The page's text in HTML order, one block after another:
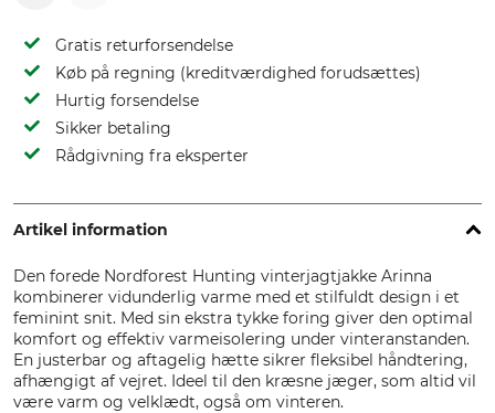
Gratis returforsendelse
Køb på regning (kreditværdighed forudsættes)
Hurtig forsendelse
Sikker betaling
Rådgivning fra eksperter
Artikel information
Den forede Nordforest Hunting vinterjagtjakke Arinna
kombinerer vidunderlig varme med et stilfuldt design i et
feminint snit. Med sin ekstra tykke foring giver den optimal
komfort og effektiv varmeisolering under vinteranstanden.
En justerbar og aftagelig hætte sikrer fleksibel håndtering,
afhængigt af vejret. Ideel til den kræsne jæger, som altid vil
være varm og velklædt, også om vinteren.